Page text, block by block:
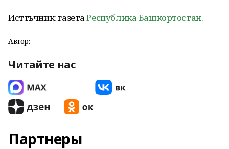
Исттьчник: газетаРеспублика Башкортостан.
Автор:
Читайте нас
Партнеры